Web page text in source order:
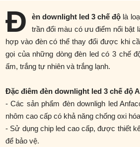
Đ èn downlight led 3 chế độ là
trần đổi màu có ưu điểm nổi bật
hợp vào đèn có thể thay đổi được khi
gọi của những dòng đèn led có 3 chế
ấm, trắng tự nhiên và trắng lạnh.
Đặc điêm đèn downlight led 3 chế độ
- Các sản phẩm đèn downligh led
nhôm cao cấp có khả năng chống oxi
- Sử dụng chip led cao cấp, được thiết
để bảo vệ.